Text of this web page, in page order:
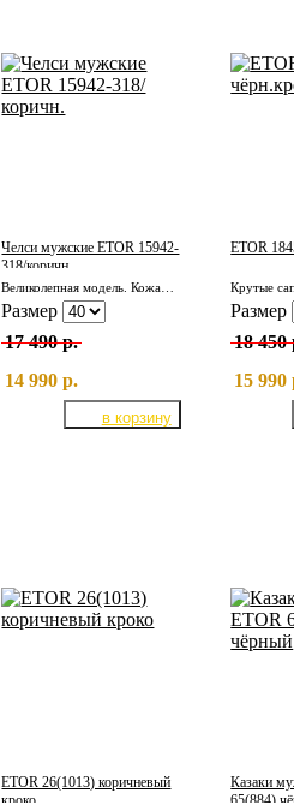
Челси мужские ETOR 15942-
318/коричн.
Размер
17 490 р.
14 990 р.
ETOR
Размер
18 450
15 990
ETOR 26(1013) коричневый
кроко
Казаки
65(884)